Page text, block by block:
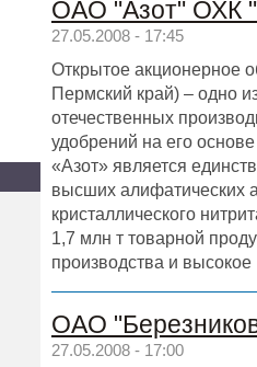
ОАО "Азот" ОХК
27.05.2008 - 17:45
Открытое акционерное
Пермский край) – одно
отечественных
удобрений на его
«Азот» является
высших алифатических
кристаллического
1,7 млн т товарной
производства и высокое
ОАО
27.05.2008 - 17:00